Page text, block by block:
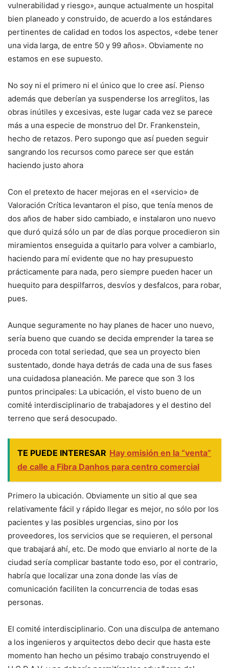
vulnerabilidad y riesgo», aunque actualmente un hospital
bien planeado y construido, de acuerdo a los estándares
pertinentes de calidad en todos los aspectos, «debe tener
una vida larga, de entre 50 y 99 años». Obviamente no
estamos en ese supuesto.
No soy ni el primero ni el único que lo cree así. Pienso
además que deberían ya suspenderse los arreglitos, las
obras inútiles y excesivas, este lugar cada vez se parece
más a una especie de monstruo del Dr. Frankenstein,
hecho de retazos. Pero supongo que así pueden seguir
sangrando los recursos como parece ser que están
haciendo justo ahora
Con el pretexto de hacer mejoras en el «servicio» de
Valoración Crítica levantaron el piso, que tenía menos de
dos años de haber sido cambiado, e instalaron uno nuevo
que duró quizá sólo un par de días porque procedieron sin
miramientos enseguida a quitarlo para volver a cambiarlo,
haciendo para mí evidente que no hay presupuesto
prácticamente para nada, pero siempre pueden hacer un
huequito para despilfarros, desvíos y desfalcos, para robar,
pues.
Aunque seguramente no hay planes de hacer uno nuevo,
sería bueno que cuando se decida emprender la tarea se
proceda con total seriedad, que sea un proyecto bien
sustentado, donde haya detrás de cada una de sus fases
una cuidadosa planeación. Me parece que son 3 los
puntos principales: La ubicación, el visto bueno de un
comité interdisciplinario de trabajadores y el destino del
terreno que será desocupado.
TE PUEDE INTERESAR Hay omisión en la “venta”
de calle a Fibra Danhos para centro comercial
Primero la ubicación. Obviamente un sitio al que sea
relativamente fácil y rápido llegar es mejor, no sólo por los
pacientes y las posibles urgencias, sino por los
proveedores, los servicios que se requieren, el personal
que trabajará ahí, etc. De modo que enviarlo al norte de la
ciudad sería complicar bastante todo eso, por el contrario,
habría que localizar una zona donde las vías de
comunicación faciliten la concurrencia de todas esas
personas.
El comité interdisciplinario. Con una disculpa de antemano
a los ingenieros y arquitectos debo decir que hasta este
momento han hecho un pésimo trabajo construyendo el